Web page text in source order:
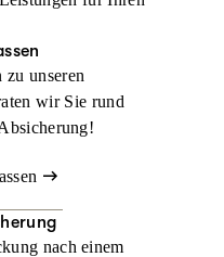
lassen
Sie weltweit bestens
lassen
zu unseren
wir Sie rund
nach einem